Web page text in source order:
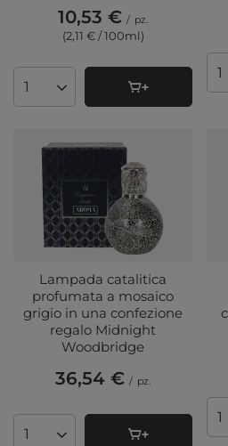
10,53 € / pz.
(2,11 € / 100ml)
Quantità di prodotti
Lampada catalitica
profumata a mosaico
grigio in una confezione
regalo Midnight
Woodbridge
36,54 € / pz.
Quantità di prodotti